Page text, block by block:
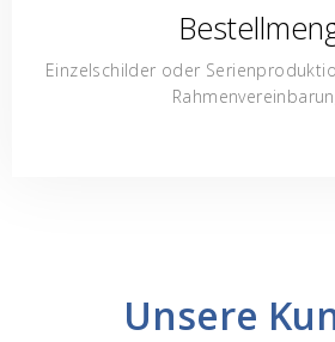
Einzelschilder oder
Unsere